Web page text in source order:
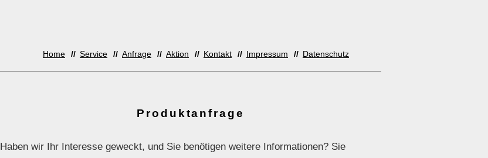
Home Service Anfrage Aktion Kontakt Impressum Datenschutz
Produktanfrage
Haben wir Ihr Interesse geweckt, und Sie benötigen weitere Informationen? Sie